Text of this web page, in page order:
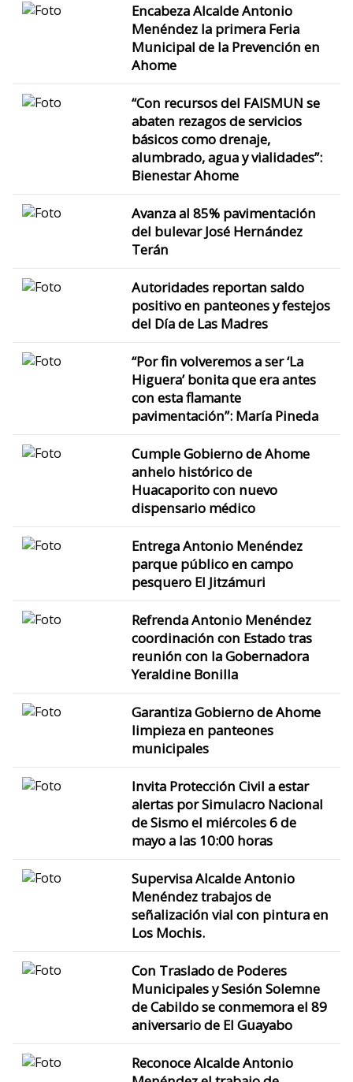
Encabeza Alcalde Antonio
Menéndez la primera Feria
Municipal de la Prevención en
Ahome
“Con recursos del FAISMUN se
abaten rezagos de servicios
básicos como drenaje,
alumbrado, agua y vialidades”:
Bienestar Ahome
Avanza al 85% pavimentación
del bulevar José Hernández
Terán
Autoridades reportan saldo
positivo en panteones y festejos
del Día de Las Madres
“Por fin volveremos a ser ‘La
Higuera’ bonita que era antes
con esta flamante
pavimentación”: María Pineda
Cumple Gobierno de Ahome
anhelo histórico de
Huacaporito con nuevo
dispensario médico
Entrega Antonio Menéndez
parque público en campo
pesquero El Jitzámuri
Refrenda Antonio Menéndez
coordinación con Estado tras
reunión con la Gobernadora
Yeraldine Bonilla
Garantiza Gobierno de Ahome
limpieza en panteones
municipales
Invita Protección Civil a estar
alertas por Simulacro Nacional
de Sismo el miércoles 6 de
mayo a las 10:00 horas
Supervisa Alcalde Antonio
Menéndez trabajos de
señalización vial con pintura en
Los Mochis.
Con Traslado de Poderes
Municipales y Sesión Solemne
de Cabildo se conmemora el 89
aniversario de El Guayabo
Reconoce Alcalde Antonio